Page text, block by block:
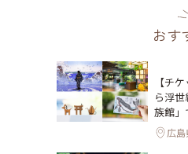
おす
【チ
ら浮
族館」
広